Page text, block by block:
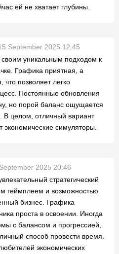
ей не хватает глубины.
September 2025 12:45
своим уникальным подходом к
Графика приятная, а
что позволяет легко
Постоянные обновления
но порой баланс ощущается
В целом, отличный вариант
экономические симуляторы.
2025 20:46
стратегический
геймплеем и возможностью
бизнес. Графика
проста в освоении. Иногда
с балансом и прогрессией,
способ провести время.
экономических